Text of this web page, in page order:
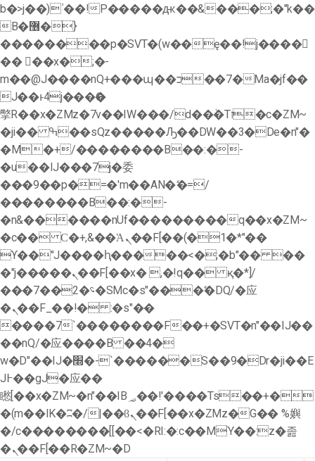
b�>j��)΄��!P�����ԫ��&���;�"k��
B�޶�}
��������p�SVT�(w��ę��!j����
�� ��x�;�-
m��@J����nQ+���պ��כ��7�Ma�jf��
J��ͱ4j���Ѳ�
撆R��x�ZMz�7v��IW���/d��ٞ�Тז�c�ZM~
�ji�� ߒ��sQz�����Ԡ��DW��3�De�n"�
�M�+/��������B��:�-
�u��IJ���7j�委
���9��p�=�'m��AN�ޭ�=/
��������B��:�-
�n&������nUf���������q��x�ZM~
�c�� Ϲ�+,&��Ὰܢ��F[��(�1�*"��
ϒ��"J����ԧ�����<�;�b"�� ��
�"j�����ܢ��F[��x� ,�!q�� қ�*]/
���؝�2��7�SMc�s"���ޭ�DQ/�应
�ܢ��F_��!� :�s"��
����7`��������F��+�SVT�n"��IJ��
��nQ/�应����B ��4�
w�D"��IJ�׭�-`������S��9�Dr�ji��E
J߅��gJ�应��
矁[��x�ZM~�n"��IB؃��!'����Тѕ��+�
�(m��IK�ʭ�/|��ϐܢ��F[��x�ZMz�G�� %嬩
�/c��������[[��<�RI:�:c��MΎ��:z�졾
�ܢ��F[��R�ZM~�D